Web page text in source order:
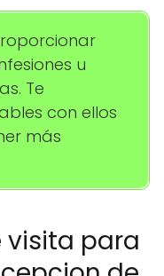
u
Te
con ellos
más
para